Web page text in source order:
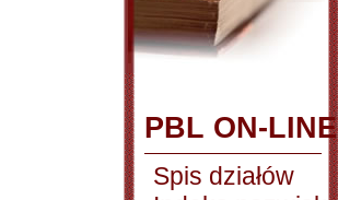
PBL ON-LINE
Spis działów